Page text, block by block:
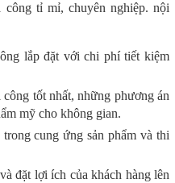
công tỉ mỉ, chuyên nghiệp. nội
lắp đặt với chi phí tiết kiệm
tốt nhất, những phương án
mỹ cho không gian.
cung ứng sản phẩm và thi
đặt lợi ích của khách hàng lên